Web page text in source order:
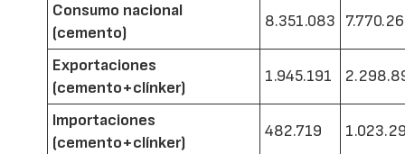
Consumo nacional
(cemento)
8.351.083
Exportaciones
(cemento+clínker)
1.945.191
Importaciones
(cemento+clínker)
482.719